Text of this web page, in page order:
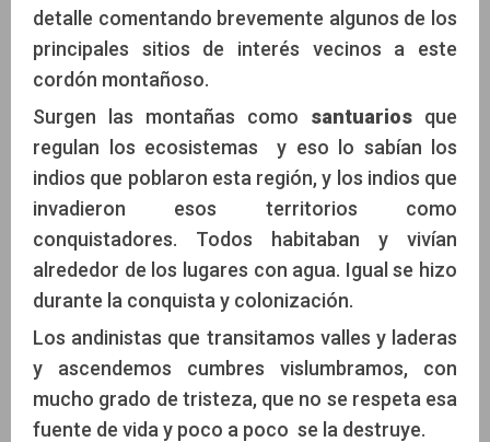
detalle comentando brevemente algunos de los
principales sitios de interés vecinos a este
cordón montañoso.
Surgen las montañas como santuarios que
regulan los ecosistemas y eso lo sabían los
indios que poblaron esta región, y los indios que
invadieron esos territorios como
conquistadores. Todos habitaban y vivían
alrededor de los lugares con agua. Igual se hizo
durante la conquista y colonización.
Los andinistas que transitamos valles y laderas
y ascendemos cumbres vislumbramos, con
mucho grado de tristeza, que no se respeta esa
fuente de vida y poco a poco se la destruye.